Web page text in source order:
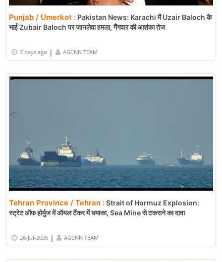
Punjab / Umerkot : Pakistan News: Karachi में Uzair Baloch के
भाई Zubair Baloch पर जानलेवा हमला, गैंगवार की आशंका तेज
7 days ago | AGCNN TEAM
Tehran Province / Tehran :Strait of Hormuz Explosion:
स्ट्रेट ऑफ होर्मुज में ऑयल टैंकर में धमाका, Sea Mine से टकराने का दावा
26-Jul-2026 | AGCNN TEAM